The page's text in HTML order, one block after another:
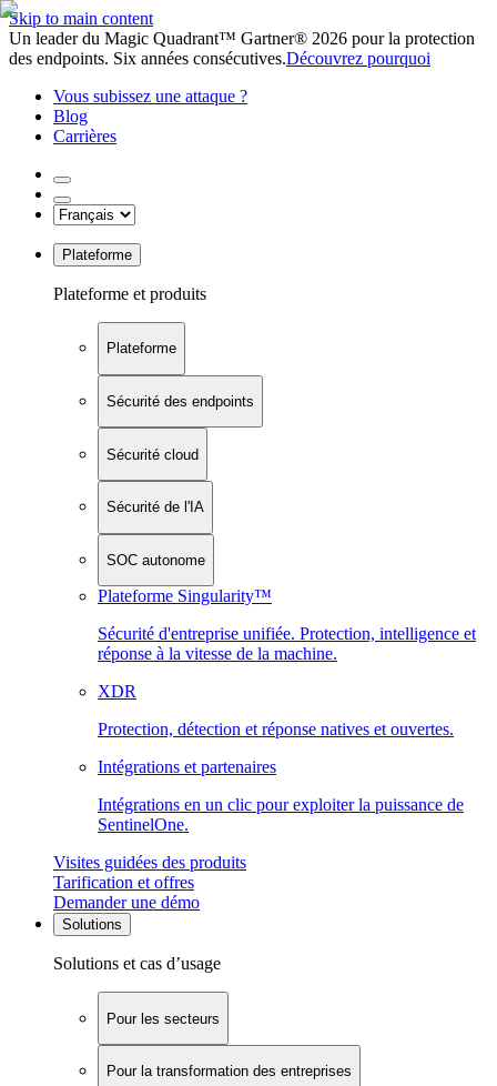
Skip to main content
Un leader du Magic Quadrant™ Gartner® 2026 pour la protection
des endpoints. Six années consécutives.Découvrez pourquoi
Vous subissez une attaque ?
Blog
Carrières
Plateforme
Plateforme et produits
Plateforme
Sécurité des endpoints
Sécurité cloud
Sécurité de l'IA
SOC autonome
Plateforme Singularity™
Sécurité d'entreprise unifiée. Protection, intelligence et
réponse à la vitesse de la machine.
XDR
Protection, détection et réponse natives et ouvertes.
Intégrations et partenaires
Intégrations en un clic pour exploiter la puissance de
SentinelOne.
Visites guidées des produits
Tarification et offres
Demander une démo
Solutions
Solutions et cas d’usage
Pour les secteurs
Pour la transformation des entreprises